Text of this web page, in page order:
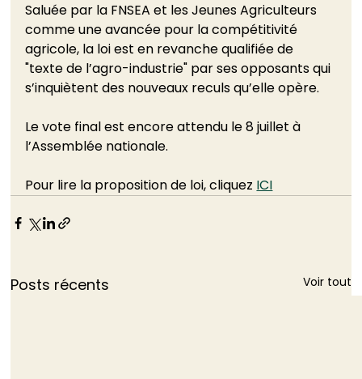
Saluée par la FNSEA et les Jeunes Agriculteurs
comme une avancée pour la compétitivité
agricole, la loi est en revanche qualifiée de
"texte de l’agro-industrie" par ses opposants qui
s’inquiètent des nouveaux reculs qu’elle opère.
Le vote final est encore attendu le 8 juillet à
l’Assemblée nationale.
Pour lire la proposition de loi, cliquez ICI
Posts récents Voir tout